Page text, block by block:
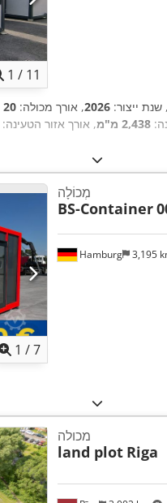
1 / 11
, שנת ייצור: 2026, אורך מכולה: 20 רגל
2,438 מ"מ , אורך אזור הטעינה:
1 /7
Hamburg 3,195
מְכוֹלָה
BS-Container
מכולה
land plot Riga